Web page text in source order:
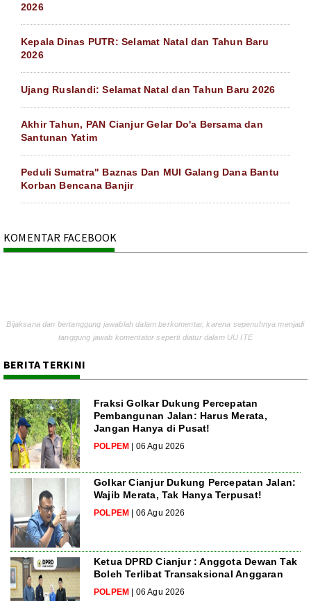
2026
Kepala Dinas PUTR: Selamat Natal dan Tahun Baru
2026
Ujang Ruslandi: Selamat Natal dan Tahun Baru 2026
Akhir Tahun, PAN Cianjur Gelar Do'a Bersama dan
Santunan Yatim
Peduli Sumatra" Baznas Dan MUI Galang Dana Bantu
Korban Bencana Banjir
KOMENTAR FACEBOOK
Bijaksana dan bertanggung jawablah dalam berkomentar, karena sepenuhnya menjadi
tanggung jawab komentator seperti diatur dalam UU ITE
BERITA TERKINI
Fraksi Golkar Dukung Percepatan
Pembangunan Jalan: Harus Merata,
Jangan Hanya di Pusat!
POLPEM | 06 Agu 2026
Golkar Cianjur Dukung Percepatan Jalan:
Wajib Merata, Tak Hanya Terpusat!
POLPEM | 06 Agu 2026
Ketua DPRD Cianjur : Anggota Dewan Tak
Boleh Terlibat Transaksional Anggaran
POLPEM | 06 Agu 2026